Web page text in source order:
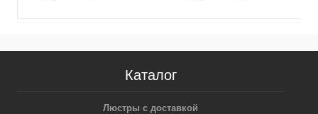
Каталог
Люстры с доставкой